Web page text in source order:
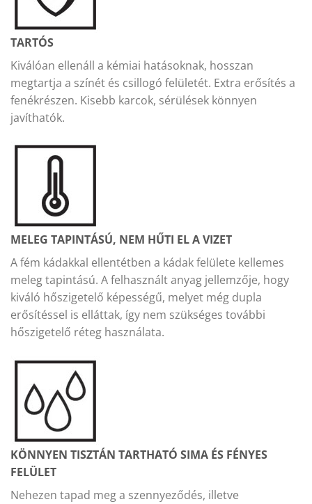
TARTÓS
Kiválóan ellenáll a kémiai hatásoknak, hosszan
megtartja a színét és csillogó felületét. Extra erősítés a
fenékrészen. Kisebb karcok, sérülések könnyen
javíthatók.
MELEG TAPINTÁSÚ, NEM HŰTI EL A VIZET
A fém kádakkal ellentétben a kádak felülete kellemes
meleg tapintású. A felhasznált anyag jellemzője, hogy
kiváló hőszigetelő képességű, melyet még dupla
erősítéssel is elláttak, így nem szükséges további
hőszigetelő réteg használata.
KÖNNYEN TISZTÁN TARTHATÓ SIMA ÉS FÉNYES
FELÜLET
Nehezen tapad meg a szennyeződés, illetve